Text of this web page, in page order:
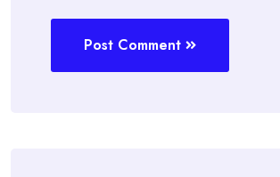
Post Comment